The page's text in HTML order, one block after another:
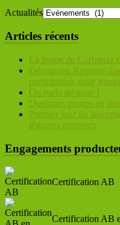
Actualités
Articles récents
La ferme de Corbattaz
Découvrez Reignier-
participative pour
On parle de nous !
Quelques photos en
Premier jour du
légumes primeurs
Engagements
Certification AB
Certification AB